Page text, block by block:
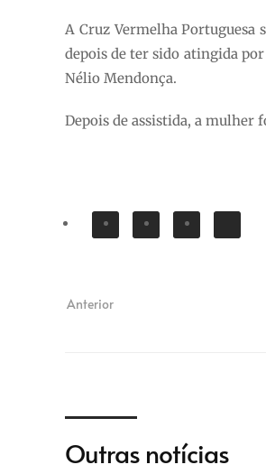
A Cruz Vermelha
depois de ter sido atingida
Nélio Mendonça.
Depois de assistida, a mulher
Anterior
Outras notícias